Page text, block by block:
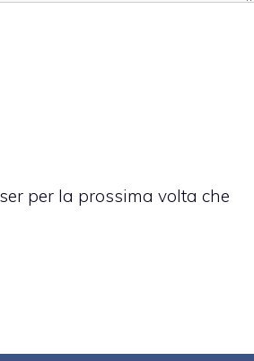
per la prossima volta che